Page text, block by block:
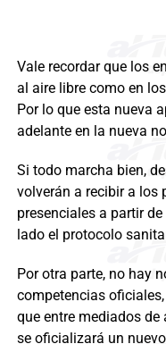
Vale recordar que los
al aire libre como en
Por lo que esta nueva
adelante en la nueva
Si todo marcha bien,
volverán a recibir a los
presenciales a partir
lado el protocolo
Por otra parte, no hay
competencias
que entre mediados
se oficializará un